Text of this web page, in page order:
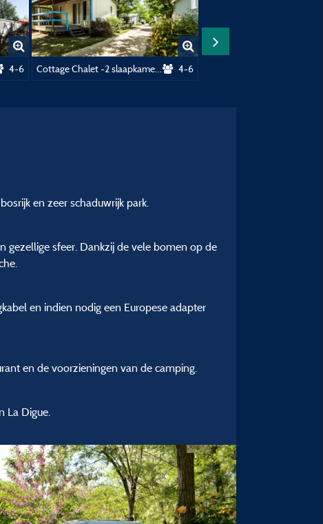
4-6 Cottage Chalet -2 slaapkamers - 35m² met sanitair 4-6
en zeer schaduwrijk park.
gezellige sfeer. Dankzij de vele bomen op de
en indien nodig een Europese adapter
en de voorzieningen van de camping.
La Digue.